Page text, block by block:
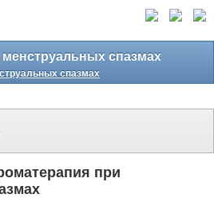
спазмах
спазмах
при